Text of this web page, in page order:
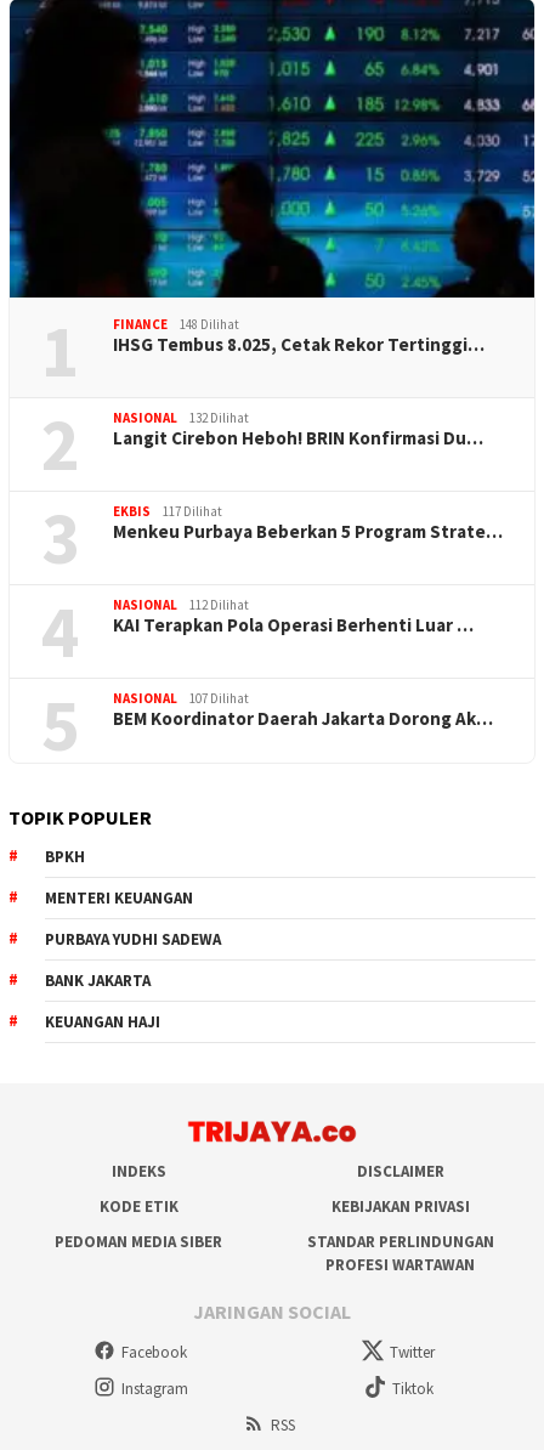
1 FINANCE 148 Dilihat
IHSG Tembus 8.025, Cetak Rekor Tertinggi…
2 NASIONAL 132 Dilihat
Langit Cirebon Heboh! BRIN Konfirmasi Du…
3 EKBIS 117 Dilihat
Menkeu Purbaya Beberkan 5 Program Strate…
4 NASIONAL 112 Dilihat
KAI Terapkan Pola Operasi Berhenti Luar …
5 NASIONAL 107 Dilihat
BEM Koordinator Daerah Jakarta Dorong Ak…
TOPIK POPULER
BPKH
MENTERI KEUANGAN
PURBAYA YUDHI SADEWA
BANK JAKARTA
KEUANGAN HAJI
INDEKS
DISCLAIMER
KODE ETIK
KEBIJAKAN PRIVASI
PEDOMAN MEDIA SIBER
STANDAR PERLINDUNGAN
PROFESI WARTAWAN
JARINGAN SOCIAL
Facebook
Twitter
Instagram
Tiktok
RSS